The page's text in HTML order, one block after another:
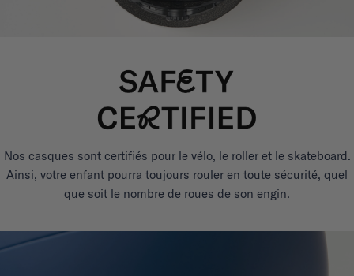
Nos casques sont certifiés pour le vélo, le roller et le skateboard.
Ainsi, votre enfant pourra toujours rouler en toute sécurité, quel
que soit le nombre de roues de son engin.